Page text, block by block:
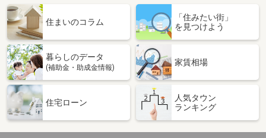
住まいのコラム
「住みたい街」
を見つけよう
暮らしのデータ
(補助金・助成金情報)
家賃相場
住宅ローン
人気タウン
ランキング